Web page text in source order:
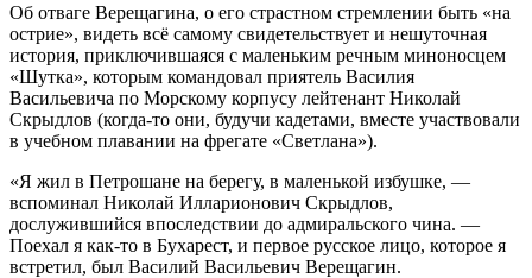
Об отваге Верещагина, о его страстном стремлении быть «на
острие», видеть всё самому свидетельствует и нешуточная
история, приключившаяся с маленьким речным миноносцем
«Шутка», которым командовал приятель Василия
Васильевича по Морскому корпусу лейтенант Николай
Скрыдлов (когда-то они, будучи кадетами, вместе участвовали
в учебном плавании на фрегате «Светлана»).
«Я жил в Петрошане на берегу, в маленькой избушке, —
вспоминал Николай Илларионович Скрыдлов,
дослужившийся впоследствии до адмиральского чина. —
Поехал я как-то в Бухарест, и первое русское лицо, которое я
встретил, был Василий Васильевич Верещагин.